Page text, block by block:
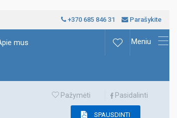
+370 685 846 31 Parašykite
mus Meniu
Pažymėti Pasidalinti
SPAUSDINTI